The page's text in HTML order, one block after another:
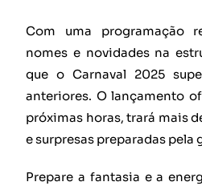
Com uma programação
nomes e novidades na
que o Carnaval 2025
anteriores. O lançamento
próximas horas, trará mais
e surpresas preparadas pela
Prepare a fantasia e a